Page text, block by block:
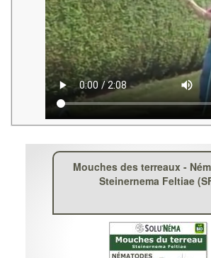
Mouches des terreaux -
Steinernema Feltiae